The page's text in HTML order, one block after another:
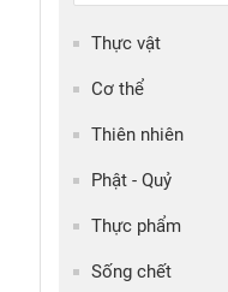
Thực vật
Cơ thể
Thiên nhiên
Phật - Quỷ
Thực phẩm
Sống chết